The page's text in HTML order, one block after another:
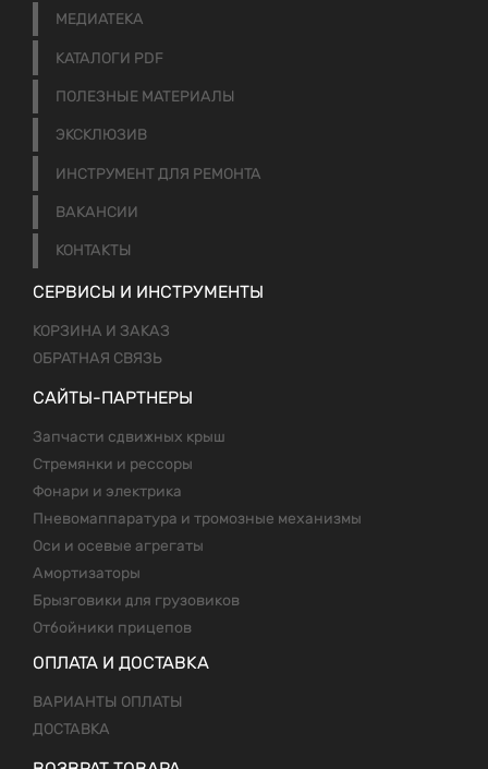
МЕДИАТЕКА
КАТАЛОГИ PDF
ПОЛЕЗНЫЕ МАТЕРИАЛЫ
ЭКСКЛЮЗИВ
ИНСТРУМЕНТ ДЛЯ РЕМОНТА
ВАКАНСИИ
КОНТАКТЫ
СЕРВИСЫ И ИНСТРУМЕНТЫ
КОРЗИНА И ЗАКАЗ
ОБРАТНАЯ СВЯЗЬ
САЙТЫ-ПАРТНЕРЫ
Запчасти сдвижных крыш
Стремянки и рессоры
Фонари и электрика
Пневомаппаратура и тромозные механизмы
Оси и осевые агрегаты
Амортизаторы
Брызговики для грузовиков
Отбойники прицепов
ОПЛАТА И ДОСТАВКА
ВАРИАНТЫ ОПЛАТЫ
ДОСТАВКА